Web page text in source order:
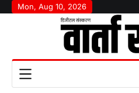
SkipMon, Aug 10, 2026